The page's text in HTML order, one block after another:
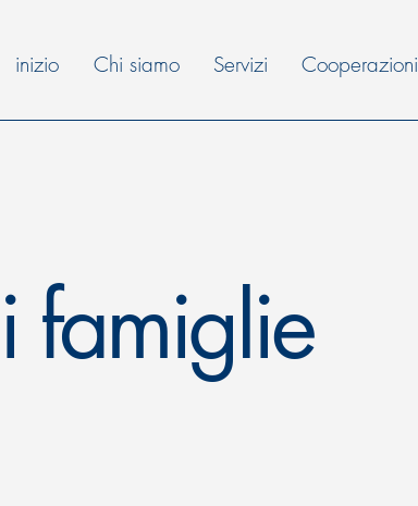
inizio Chi siamo Servizi Cooperazioni
famiglie